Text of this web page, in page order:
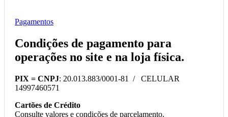
Pagamentos
Condições de pagamento para
operações no site e na loja física.
PIX = CNPJ: 20.013.883/0001-81 / CELULAR
14997460571
Cartões de Crédito
Consulte valores e condições de parcelamento.